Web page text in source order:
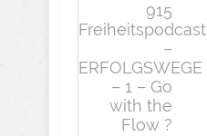
915
Freiheitspodcast
–
ERFOLGSWEGE
– 1 – Go
with the
Flow ?